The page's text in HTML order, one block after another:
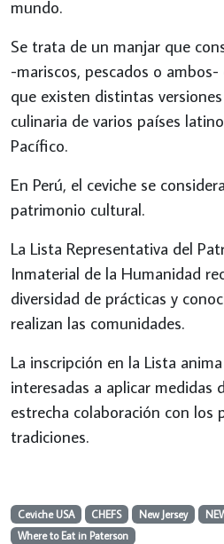
mundo.
Se trata de un manjar que
-mariscos, pescados o
que existen distintas
culinaria de varios países
Pacífico.
En Perú, el ceviche se
patrimonio cultural.
La Lista Representativa del
Inmaterial de la Humanidad
diversidad de prácticas y
realizan las comunidades.
La inscripción en la Lista
interesadas a aplicar medidas
estrecha colaboración con los
tradiciones.
Ceviche USA CHEFS New Jersey
Where to Eat in Paterson